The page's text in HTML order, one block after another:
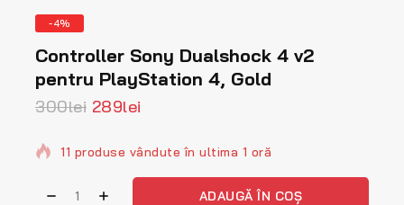
-4%
vanzare
Controller Sony Dualshock 4 v2
pentru PlayStation 4, Gold
300lei Prețul
a
300lei.
289lei
este:
11 produse vândute în ultima 1 oră
ADAUGĂ ÎN COȘ